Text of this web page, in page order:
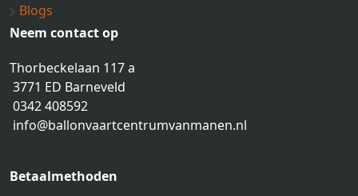
Blogs
Neem contact op
Thorbeckelaan 117 a
3771 ED Barneveld
0342 408592
info@ballonvaartcentrumvanmanen.nl
Betaalmethoden